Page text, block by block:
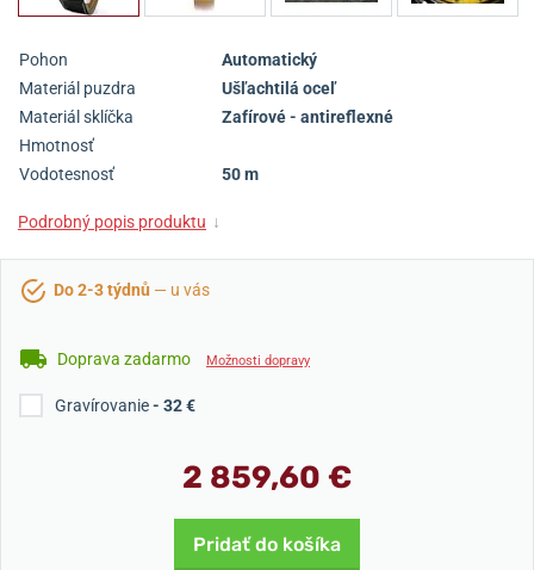
Pohon
Automatický
Materiál puzdra
Ušľachtilá oceľ
Materiál sklíčka
Zafírové - antireflexné
Hmotnosť
Vodotesnosť
50 m
Podrobný popis produktu ↓
Do 2-3 týdnů — u vás
Doprava zadarmo Možnosti dopravy
Gravírovanie- 32 €
2 859,60 €
Pridať do košíka